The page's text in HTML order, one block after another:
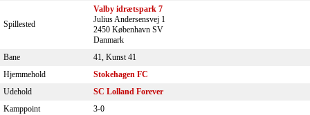
Spillested
Valby idrætspark 7
Julius Andersensvej 1
2450 København SV
Danmark
Bane
41, Kunst 41
Hjemmehold
Stokehagen FC
Udehold
SC Lolland Forever
Kamppoint
3-0